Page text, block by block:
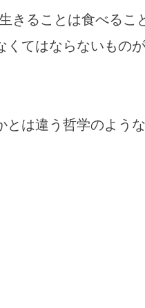
きることは食べるこ
くてはならないもの
は違う哲学のよう